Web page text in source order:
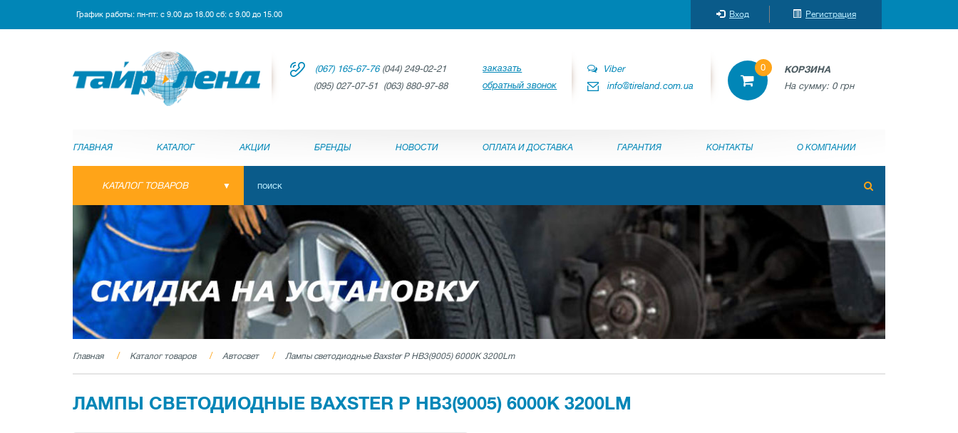
График работы: пн-пт: с 9.00 до 18.00 сб: с 9.00 до 15.00 Вход Регистрация
(067) 165-67-76(044) 249-02-21
(095) 027-07-51 (063) 880-97-88
заказать
обратный звонок
Viber
info@tireland.com.ua
0
КОРЗИНА
На сумму: 0 грн
ГЛАВНАЯ КАТАЛОГ АКЦИИ БРЕНДЫ НОВОСТИ ОПЛАТА И ДОСТАВКА ГАРАНТИЯ КОНТАКТЫ О КОМПАНИИ
КАТАЛОГ ТОВАРОВ
Главная Каталог товаров Автосвет Лампы светодиодные Baxster P HB3(9005) 6000K 3200Lm
ЛАМПЫ СВЕТОДИОДНЫЕ BAXSTER P HB3(9005) 6000K 3200LM